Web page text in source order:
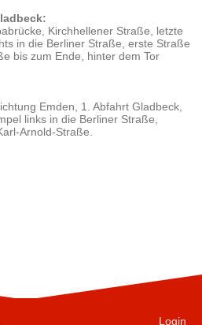
Kirchhellener Straße, letzte
in die Berliner Straße, erste Straße
bis zum Ende, hinter dem Tor
Emden, 1. Abfahrt Gladbeck,
links in die Berliner Straße,
Arnold-Straße.
Login